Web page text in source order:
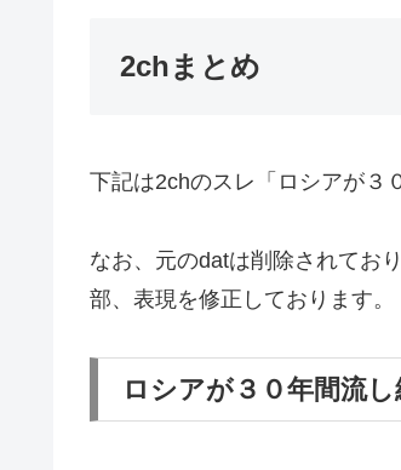
2chまとめ
下記は2chのスレ「ロシアが３
なお、元のdatは削除されてお
部、表現を修正しております。
ロシアが３０年間流